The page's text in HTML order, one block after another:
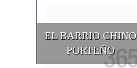
EL BARRIO CHINO
PORTEÑO